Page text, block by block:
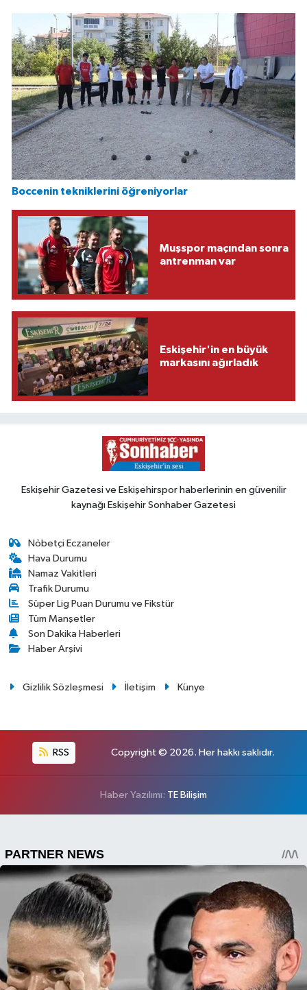
Boccenin tekniklerini öğreniyorlar
Muşspor maçından sonra
antrenman var
Eskişehir'in en büyük
markasını ağırladık
Eskişehir Gazetesi ve Eskişehirspor haberlerinin en güvenilir
kaynağı Eskişehir Sonhaber Gazetesi
Nöbetçi Eczaneler
Hava Durumu
Namaz Vakitleri
Trafik Durumu
Süper Lig Puan Durumu ve Fikstür
Tüm Manşetler
Son Dakika Haberleri
Haber Arşivi
Gizlilik Sözleşmesi İletişim Künye
RSS Copyright © 2026. Her hakkı saklıdır.
Haber Yazılımı: TE Bilişim